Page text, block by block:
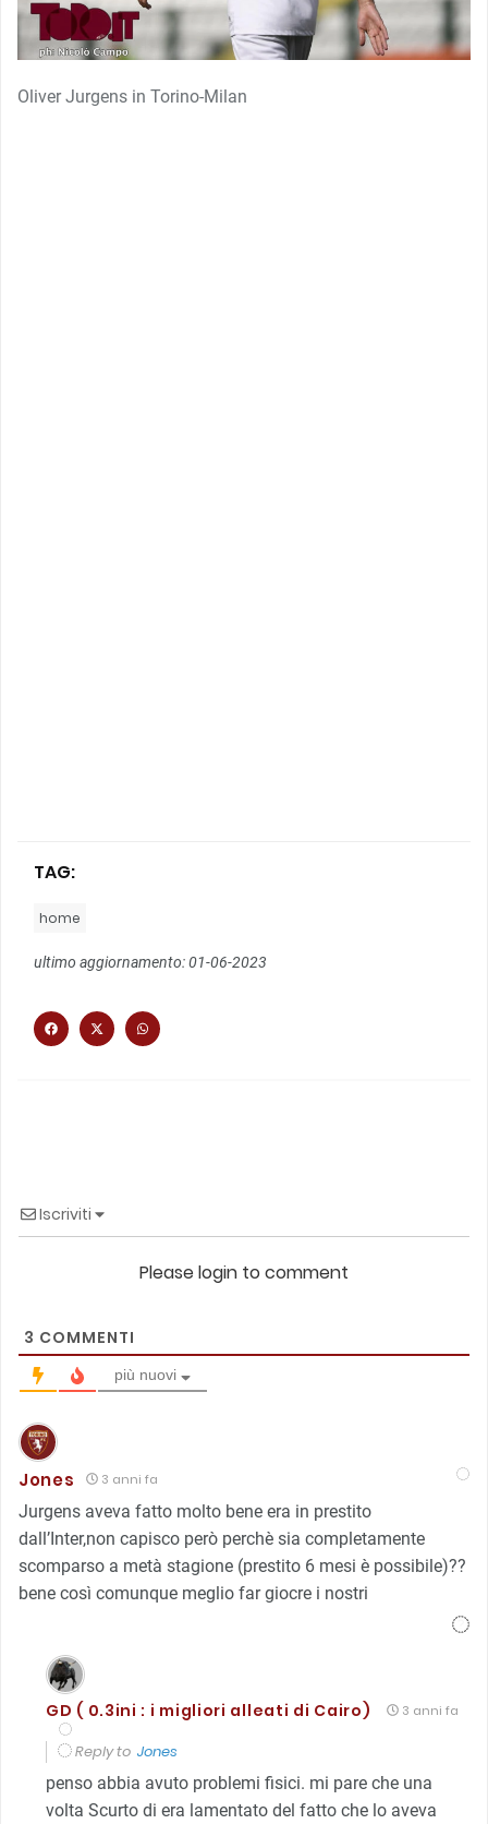
Oliver Jurgens in Torino-Milan
TAG:
home
ultimo aggiornamento: 01-06-2023
Iscriviti
Please login to comment
3 COMMENTI
più nuovi
Jones 3 anni fa
Jurgens aveva fatto molto bene era in prestito
dall’Inter,non capisco però perchè sia completamente
scomparso a metà stagione (prestito 6 mesi è possibile)??
bene così comunque meglio far giocre i nostri
GD ( 0.3ini : i migliori alleati di Cairo) 3 anni fa
Reply to Jones
penso abbia avuto problemi fisici. mi pare che una
volta Scurto di era lamentato del fatto che lo aveva